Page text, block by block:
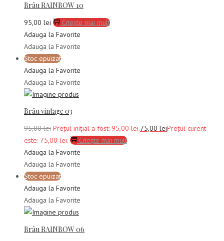
Brâu RAINBOW 10
95,00 lei
Citește mai mult
Adauga la Favorite
Adauga la Favorite
Stoc epuizat
Adauga la Favorite
Adauga la Favorite
Brâu vintage 03
95,00lei Prețul inițial a fost: 95,00 lei.75,00 leiPrețul curent
este: 75,00 lei.
Citește mai mult
Adauga la Favorite
Adauga la Favorite
Stoc epuizat
Adauga la Favorite
Adauga la Favorite
Brâu RAINBOW 06